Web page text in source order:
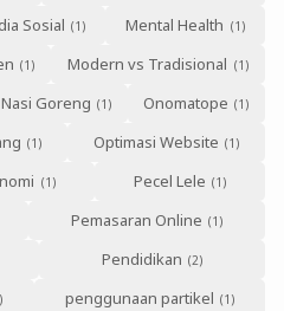
Sosial
Mental Health
Modern vs Tradisional
Nasi Goreng
Onomatope
Optimasi Website
Pecel Lele
Pemasaran Online
Pendidikan
penggunaan partikel